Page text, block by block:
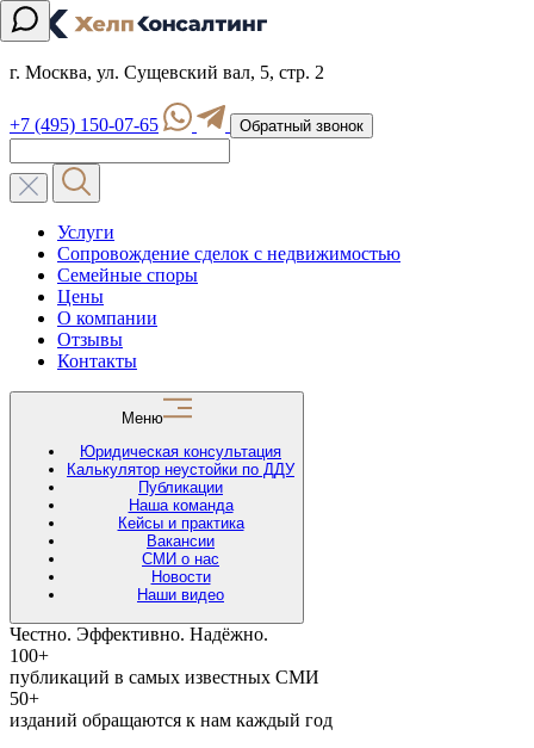
г. Москва, ул. Сущевский вал, 5, стр. 2
+7 (495) 150-07-65 Обратный звонок
Услуги
Сопровождение сделок с недвижимостью
Семейные споры
Цены
О компании
Отзывы
Контакты
Меню
Юридическая консультация
Калькулятор неустойки по ДДУ
Публикации
Наша команда
Кейсы и практика
Вакансии
СМИ о нас
Новости
Наши видео
Честно. Эффективно. Надёжно.
100+
публикаций в самых известных СМИ
50+
изданий обращаются к нам каждый год